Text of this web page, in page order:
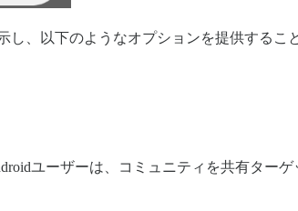
し、以下のようなオプションを提供するこ
ユーザーは、コミュニティを共有ター